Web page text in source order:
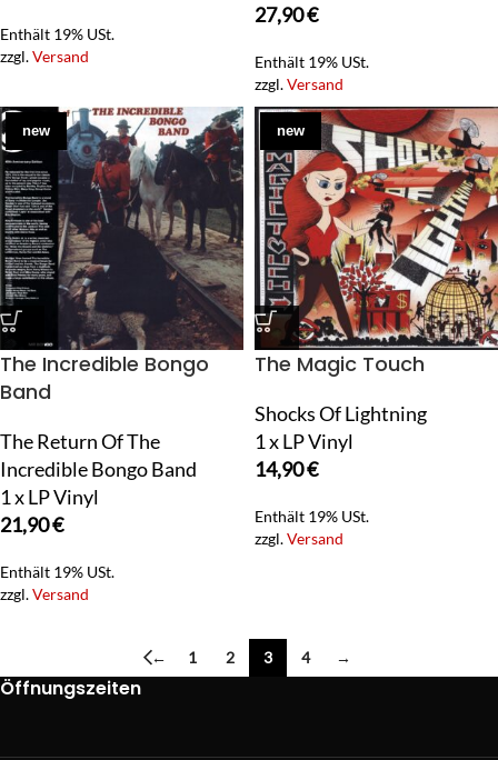
Enthält 19% USt.
zzgl.Versand
27,90€
Enthält 19% USt.
zzgl.Versand
new
The Incredible Bongo
Band
The Return Of The
Incredible Bongo Band
1 x LP Vinyl
21,90€
Enthält 19% USt.
zzgl.Versand
new
The Magic Touch
Shocks Of Lightning
1 x LP Vinyl
14,90€
Enthält 19% USt.
zzgl.Versand
← 1 2 3 4 →
Öffnungszeiten